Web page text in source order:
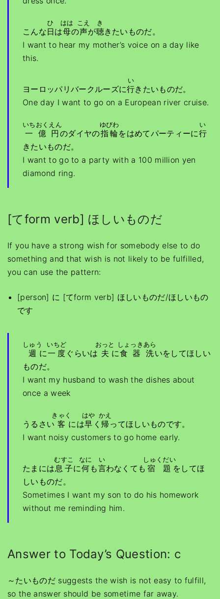
こんな日
ひ
は母
はは
の声
こえ
が聴
き
きたいものだ。
I want to hear my mother’s voice on a day like
this.
ヨーロッパリバークルーズに行
い
きたいものだ。
One day I want to go on a European river cruise.
一億円
いちおくえん
のダイヤの指輪
ゆびわ
をはめてパーティーに行
い
きたいものだ。
I want to go to a party with a 100 million yen
diamond ring.
[てform verb] ほしいものだ
If you have a strong wish for somebody else to do
something and that wish is not likely to be fulfilled,
you can use the pattern:
[person] に [てform verb] ほしいものだ/ほしいもの
です
週
しゅう
に一度
いちど
ぐらいは 夫
おっと
に食器
しょっき
洗
あら
いをしてほしい
ものだ。
I want my husband to wash the dishes about
once a week
うるさい 客
きゃく
には早
はや
く 帰
かえ
ってほしいものです。
I want noisy customers to go home early.
たまには息子
むすこ
に何
なに
も言
い
わなくても 宿題
しゅくだい
をしてほ
しいものだ。
Sometimes I want my son to do his homework
without me reminding him.
Answer to Today’s Question: c
～たいものだ suggests the wish is not easy to fulfill,
so the answer should be sometime far away.